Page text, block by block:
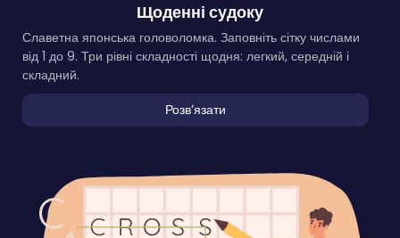
Щоденні судоку
Славетна японська головоломка. Заповніть сітку числами
від 1 до 9. Три рівні складності щодня: легкий, середній і
складний.
Розвʼязати